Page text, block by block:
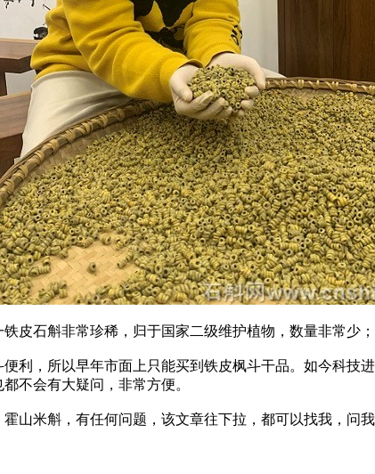
皮石斛非常珍稀，归于国家二级维护植物，数量非常少；
利，所以早年市面上只能买到铁皮枫斗干品。如今科技
不会有大疑问，非常方便。
山米斛，有任何问题，该文章往下拉，都可以找我，问我